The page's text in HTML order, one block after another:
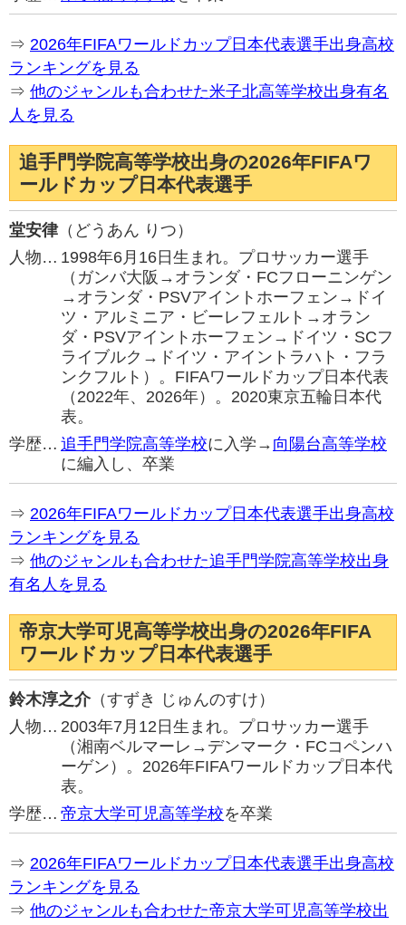
⇒ 2026年FIFAワールドカップ日本代表選手出身高校
ランキングを見る
⇒ 他のジャンルも合わせた米子北高等学校出身有名
人を見る
追手門学院高等学校出身の2026年FIFAワ
ールドカップ日本代表選手
堂安律（どうあん りつ）
人物… 1998年6月16日生まれ。プロサッカー選手
（ガンバ大阪→オランダ・FCフローニンゲン
→オランダ・PSVアイントホーフェン→ドイ
ツ・アルミニア・ビーレフェルト→オラン
ダ・PSVアイントホーフェン→ドイツ・SCフ
ライブルク→ドイツ・アイントラハト・フラ
ンクフルト）。FIFAワールドカップ日本代表
（2022年、2026年）。2020東京五輪日本代
表。
学歴… 追手門学院高等学校に入学→ 向陽台高等学校
に編入し、卒業
⇒ 2026年FIFAワールドカップ日本代表選手出身高校
ランキングを見る
⇒ 他のジャンルも合わせた追手門学院高等学校出身
有名人を見る
帝京大学可児高等学校出身の2026年FIFA
ワールドカップ日本代表選手
鈴木淳之介（すずき じゅんのすけ）
人物… 2003年7月12日生まれ。プロサッカー選手
（湘南ベルマーレ→デンマーク・FCコペンハ
ーゲン）。2026年FIFAワールドカップ日本代
表。
学歴… 帝京大学可児高等学校を卒業
⇒ 2026年FIFAワールドカップ日本代表選手出身高校
ランキングを見る
⇒ 他のジャンルも合わせた帝京大学可児高等学校出